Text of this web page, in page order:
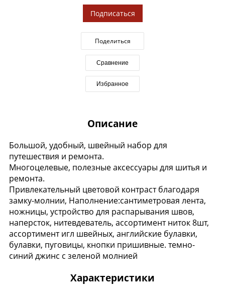
Подписаться
Поделиться
Сравнение
Избранное
Описание
Большой, удобный, швейный набор для
путешествия и ремонта.
Многоцелевые, полезные аксессуары для шитья и
ремонта.
Привлекательный цветовой контраст благодаря
замку-молнии, Наполнение:сантиметровая лента,
ножницы, устройство для распарывания швов,
наперсток, нитевдеватель, ассортимент ниток 8шт,
ассортимент игл швейных, английские булавки,
булавки, пуговицы, кнопки пришивные. темно-
синий джинс с зеленой молнией
Характеристики